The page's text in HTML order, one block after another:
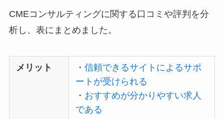
CMEコンサルティングに関する口コミや評判を分
析し、表にまとめました。
メリット ・信頼できるサイトによるサポ
ートが受けられる
・ おすすめが分かりやすい求人
である